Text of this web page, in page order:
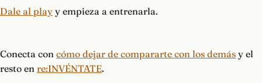
Dale al play y empieza a entrenarla.
Conecta con cómo dejar de compararte con los demás y el
resto en re:INVÉNTATE.